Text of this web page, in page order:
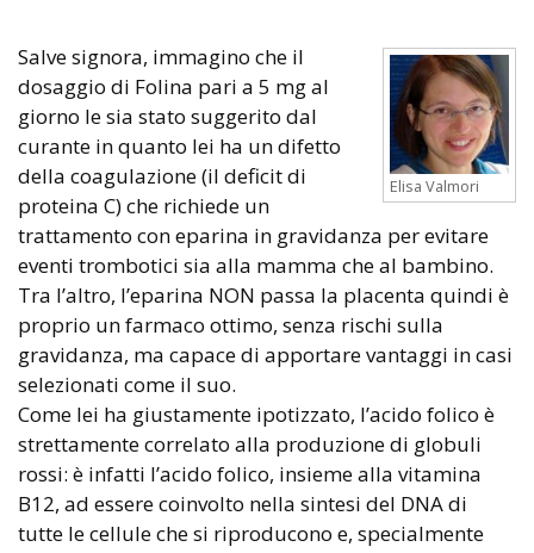
Elisa Valmori
Salve signora, immagino che il
dosaggio di Folina pari a 5 mg al
giorno le sia stato suggerito dal
curante in quanto lei ha un difetto
della coagulazione (il deficit di
proteina C) che richiede un
trattamento con eparina in gravidanza per evitare
eventi trombotici sia alla mamma che al bambino.
Tra l’altro, l’eparina NON passa la placenta quindi è
proprio un farmaco ottimo, senza rischi sulla
gravidanza, ma capace di apportare vantaggi in casi
selezionati come il suo.
Come lei ha giustamente ipotizzato, l’acido folico è
strettamente correlato alla produzione di globuli
rossi: è infatti l’acido folico, insieme alla vitamina
B12, ad essere coinvolto nella sintesi del DNA di
tutte le cellule che si riproducono e, specialmente